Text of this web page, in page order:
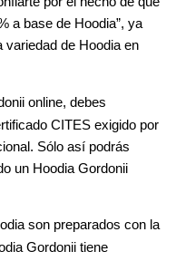
a base de Hoodia”, ya
variedad de Hoodia en
online, debes
CITES exigido por
Sólo así podrás
un Hoodia Gordonii
son preparados con la
Gordonii tiene